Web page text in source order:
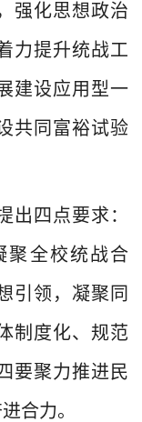
强化思想政治
力提升统战工
建设应用型一
共同富裕试验
出四点要求：
聚全校统战合
引领，凝聚同
制度化、规范
要聚力推进民
合力。